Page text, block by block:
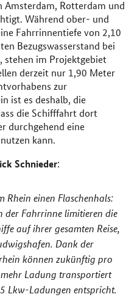
Amsterdam, Rotterdam und
Während ober- und
Fahrrinnentiefe von 2,10
Bezugswasserstand bei
stehen im Projektgebiet
derzeit nur 1,90 Meter
zur
ist es deshalb, die
die Schifffahrt dort
durchgehend eine
kann.
Schnieder:
einen Flaschenhals:
der Fahrrinne limitieren die
auf ihrer gesamten Reise,
Dank der
können zukünftig pro
Ladung transportiert
Lkw-Ladungen entspricht.